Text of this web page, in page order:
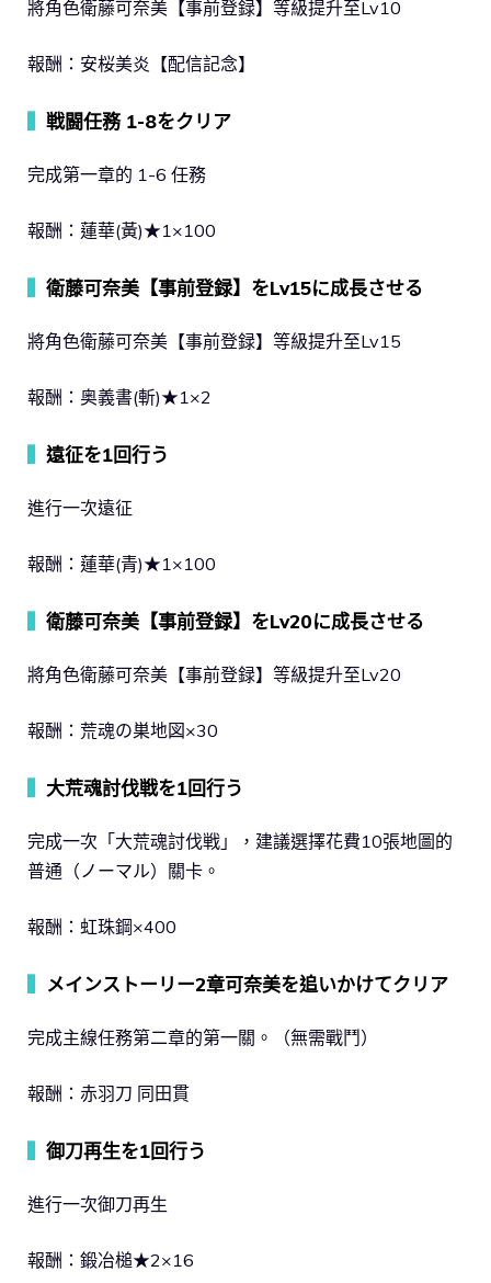
將角色衛藤可奈美【事前登録】等級提升至Lv10
報酬：安桜美炎【配信記念】
戦闘任務 1-8をクリア
完成第一章的 1-6 任務
報酬：蓮華(黃)★1×100
衛藤可奈美【事前登録】をLv15に成長させる
將角色衛藤可奈美【事前登録】等級提升至Lv15
報酬：奥義書(斬)★1×2
遠征を1回行う
進行一次遠征
報酬：蓮華(青)★1×100
衛藤可奈美【事前登録】をLv20に成長させる
將角色衛藤可奈美【事前登録】等級提升至Lv20
報酬：荒魂の巣地図×30
大荒魂討伐戦を1回行う
完成一次「大荒魂討伐戦」，建議選擇花費10張地圖的
普通（ノーマル）關卡。
報酬：虹珠鋼×400
メインストーリー2章可奈美を追いかけてクリア
完成主線任務第二章的第一關。（無需戰鬥）
報酬：赤羽刀 同田貫
御刀再生を1回行う
進行一次御刀再生
報酬：鍛冶槌★2×16